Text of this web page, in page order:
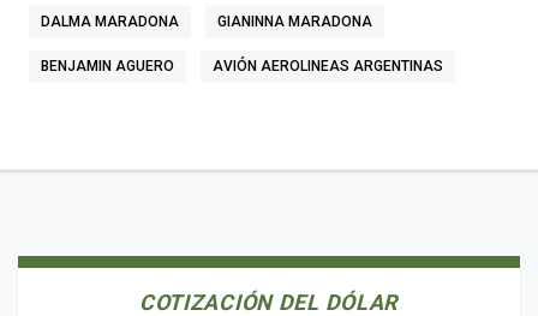
DALMA MARADONA GIANINNA MARADONA
BENJAMIN AGUERO AVIÓN AEROLINEAS ARGENTINAS
COTIZACIÓN DEL DÓLAR